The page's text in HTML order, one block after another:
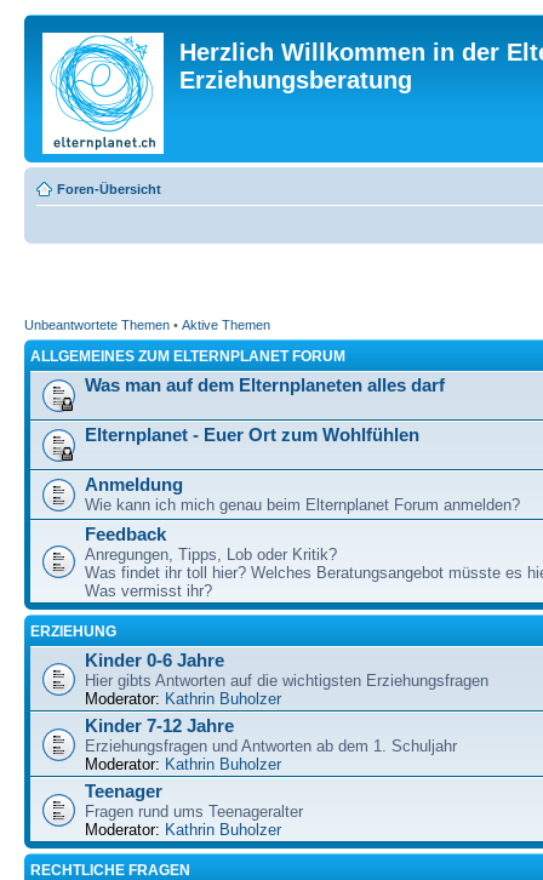
Herzlich Willkommen in der
Erziehungsberatung
Foren-Übersicht
Unbeantwortete Themen • Aktive Themen
ALLGEMEINES ZUM ELTERNPLANET FORUM
Was man auf dem Elternplaneten alles darf
Elternplanet - Euer Ort zum Wohlfühlen
Anmeldung
Wie kann ich mich genau beim Elternplanet Forum anmelden?
Feedback
Anregungen, Tipps, Lob oder Kritik?
Was findet ihr toll hier? Welches Beratungsangebot müsste es
Was vermisst ihr?
ERZIEHUNG
Kinder 0-6 Jahre
Hier gibts Antworten auf die wichtigsten Erziehungsfragen
Moderator: Kathrin Buholzer
Kinder 7-12 Jahre
Erziehungsfragen und Antworten ab dem 1. Schuljahr
Moderator: Kathrin Buholzer
Teenager
Fragen rund ums Teenageralter
Moderator: Kathrin Buholzer
RECHTLICHE FRAGEN